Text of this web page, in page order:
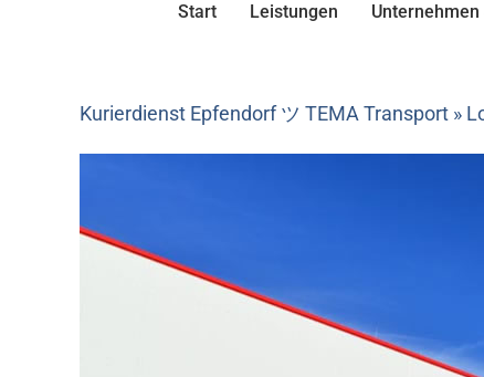
Start Leistungen
Kurierdienst Epfendorf ツ TEMA Transport »